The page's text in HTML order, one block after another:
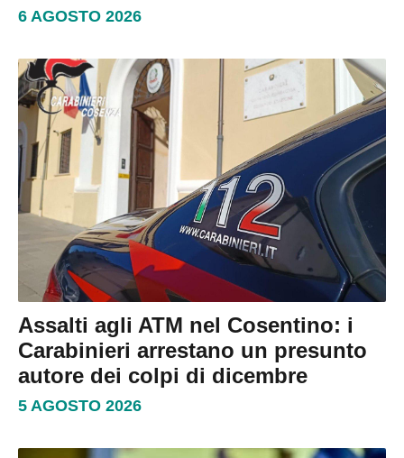
6 AGOSTO 2026
Assalti agli ATM nel Cosentino: i
Carabinieri arrestano un presunto
autore dei colpi di dicembre
5 AGOSTO 2026